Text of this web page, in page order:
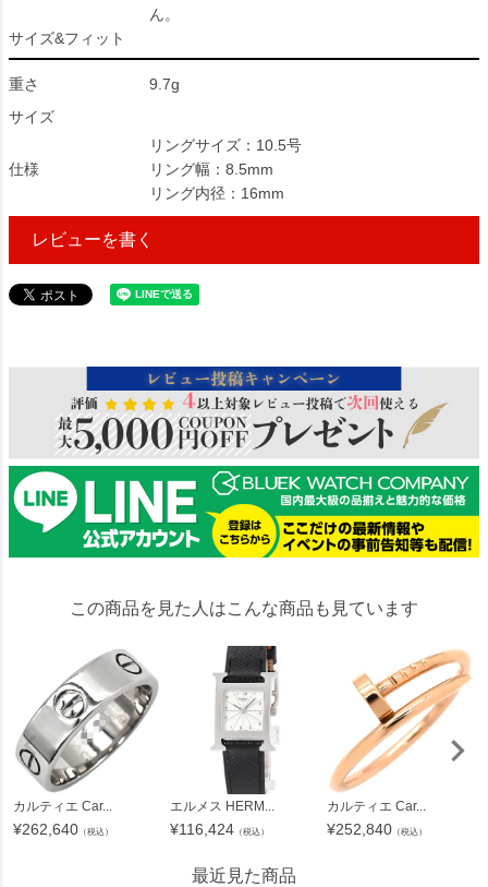
ん。
サイズ&フィット
重さ
9.7g
サイズ
仕様
リングサイズ：10.5号
リング幅：8.5mm
リング内径：16mm
レビューを書く
この商品を見た人はこんな商品も見ています
カルティエ Car...
¥262,640 （税込）
エルメス HERM...
¥116,424 （税込）
カルティエ Car...
¥252,840 （税込）
最近見た商品